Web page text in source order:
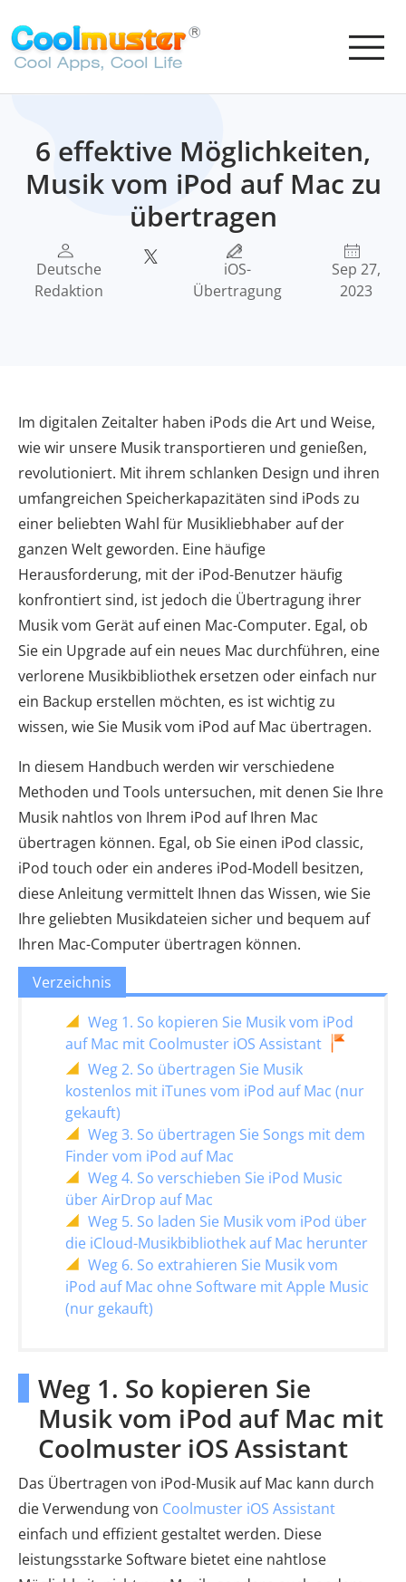
6 effektive Möglichkeiten,
Musik vom iPod auf Mac zu
übertragen
Deutsche
Redaktion
iOS-
Übertragung
Sep 27,
2023
Im digitalen Zeitalter haben iPods die Art und Weise,
wie wir unsere Musik transportieren und genießen,
revolutioniert. Mit ihrem schlanken Design und ihren
umfangreichen Speicherkapazitäten sind iPods zu
einer beliebten Wahl für Musikliebhaber auf der
ganzen Welt geworden. Eine häufige
Herausforderung, mit der iPod-Benutzer häufig
konfrontiert sind, ist jedoch die Übertragung ihrer
Musik vom Gerät auf einen Mac-Computer. Egal, ob
Sie ein Upgrade auf ein neues Mac durchführen, eine
verlorene Musikbibliothek ersetzen oder einfach nur
ein Backup erstellen möchten, es ist wichtig zu
wissen, wie Sie Musik vom iPod auf Mac übertragen.
In diesem Handbuch werden wir verschiedene
Methoden und Tools untersuchen, mit denen Sie Ihre
Musik nahtlos von Ihrem iPod auf Ihren Mac
übertragen können. Egal, ob Sie einen iPod classic,
iPod touch oder ein anderes iPod-Modell besitzen,
diese Anleitung vermittelt Ihnen das Wissen, wie Sie
Ihre geliebten Musikdateien sicher und bequem auf
Ihren Mac-Computer übertragen können.
Verzeichnis
Weg 1. So kopieren Sie Musik vom iPod
auf Mac mit Coolmuster iOS Assistant
Weg 2. So übertragen Sie Musik
kostenlos mit iTunes vom iPod auf Mac (nur
gekauft)
Weg 3. So übertragen Sie Songs mit dem
Finder vom iPod auf Mac
Weg 4. So verschieben Sie iPod Music
über AirDrop auf Mac
Weg 5. So laden Sie Musik vom iPod über
die iCloud-Musikbibliothek auf Mac herunter
Weg 6. So extrahieren Sie Musik vom
iPod auf Mac ohne Software mit Apple Music
(nur gekauft)
Weg 1. So kopieren Sie
Musik vom iPod auf Mac mit
Coolmuster iOS Assistant
Das Übertragen von iPod-Musik auf Mac kann durch
die Verwendung von Coolmuster iOS Assistant
einfach und effizient gestaltet werden. Diese
leistungsstarke Software bietet eine nahtlose